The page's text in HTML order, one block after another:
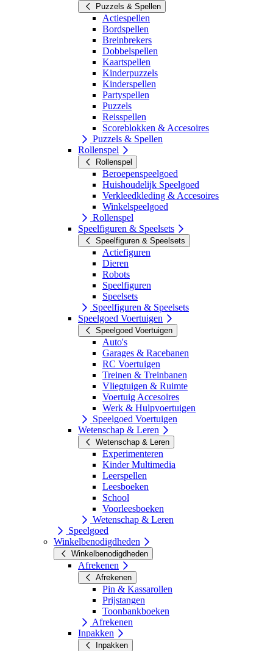
Puzzels & Spellen
Actiespellen
Bordspellen
Breinbrekers
Dobbelspellen
Kaartspellen
Kinderpuzzels
Kinderspellen
Partyspellen
Puzzels
Reisspellen
Scoreblokken & Accesoires
Puzzels & Spellen
Rollenspel
Rollenspel
Beroepenspeelgoed
Huishoudelijk Speelgoed
Verkleedkleding & Accesoires
Winkelspeelgoed
Rollenspel
Speelfiguren & Speelsets
Speelfiguren & Speelsets
Actiefiguren
Dieren
Robots
Speelfiguren
Speelsets
Speelfiguren & Speelsets
Speelgoed Voertuigen
Speelgoed Voertuigen
Auto's
Garages & Racebanen
RC Voertuigen
Treinen & Treinbanen
Vliegtuigen & Ruimte
Voertuig Accesoires
Werk & Hulpvoertuigen
Speelgoed Voertuigen
Wetenschap & Leren
Wetenschap & Leren
Experimenteren
Kinder Multimedia
Leerspellen
Leesboeken
School
Voorleesboeken
Wetenschap & Leren
Speelgoed
Winkelbenodigdheden
Winkelbenodigdheden
Afrekenen
Afrekenen
Pin & Kassarollen
Prijstangen
Toonbankboeken
Afrekenen
Inpakken
Inpakken